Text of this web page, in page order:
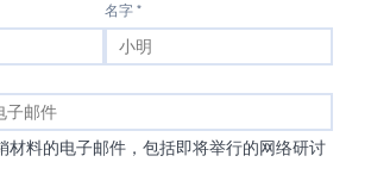
名字 *
材料的电子邮件，包括即将举行的网络研讨